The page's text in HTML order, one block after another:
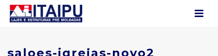
saloes-igrejas-novo2